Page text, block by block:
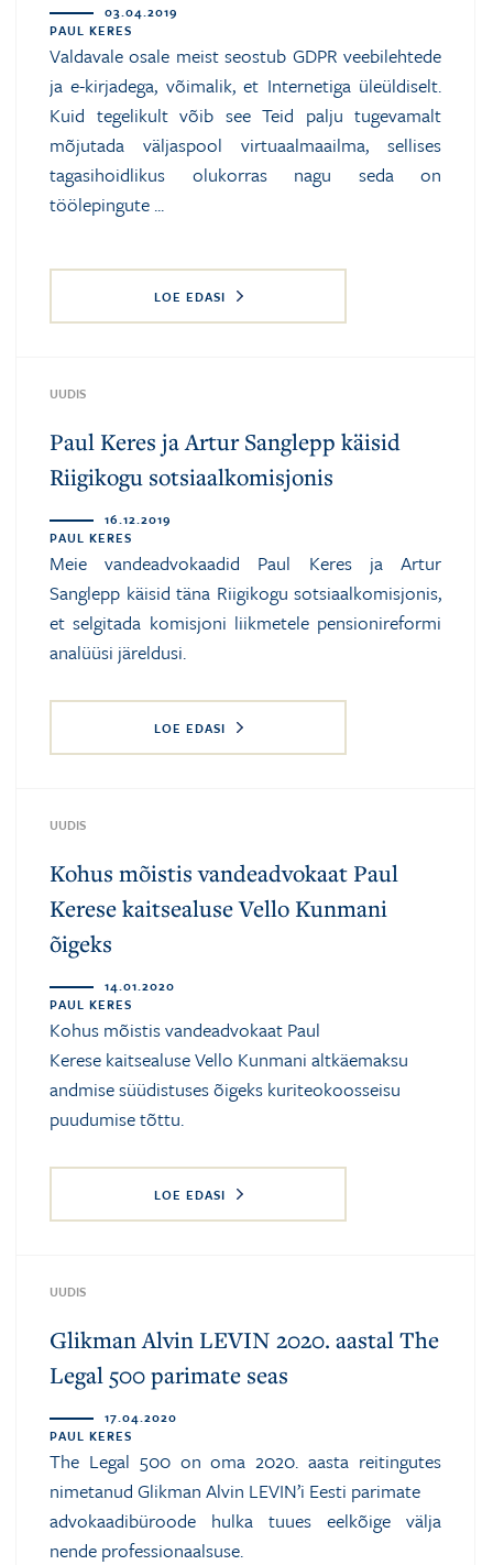
03.04.2019
PAUL KERES
Valdavale osale meist seostub GDPR veebilehtede
ja e-kirjadega, võimalik, et Internetiga üleüldiselt.
Kuid tegelikult võib see Teid palju tugevamalt
mõjutada väljaspool virtuaalmaailma, sellises
tagasihoidlikus olukorras nagu seda on
töölepingute ...
LOE EDASI
UUDIS
Paul Keres ja Artur Sanglepp käisid
Riigikogu sotsiaalkomisjonis
16.12.2019
PAUL KERES
Meie vandeadvokaadid Paul Keres ja Artur
Sanglepp käisid täna Riigikogu sotsiaalkomisjonis,
et selgitada komisjoni liikmetele pensionireformi
analüüsi järeldusi.
LOE EDASI
UUDIS
Kohus mõistis vandeadvokaat Paul
Kerese kaitsealuse Vello Kunmani
õigeks
14.01.2020
PAUL KERES
Kohus mõistis vandeadvokaat Paul
Kerese kaitsealuse Vello Kunmani altkäemaksu
andmise süüdistuses õigeks kuriteokoosseisu
puudumise tõttu.
LOE EDASI
UUDIS
Glikman Alvin LEVIN 2020. aastal The
Legal 500 parimate seas
17.04.2020
PAUL KERES
The Legal 500 on oma 2020. aasta reitingutes
nimetanud Glikman Alvin LEVIN’i Eesti parimate
advokaadibüroode hulka tuues eelkõige välja
nende professionaalsuse.